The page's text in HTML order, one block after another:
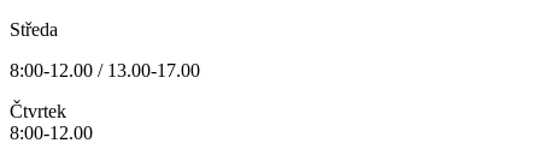
Středa
8:00-12.00 / 13.00-17.00
Čtvrtek
8:00-12.00